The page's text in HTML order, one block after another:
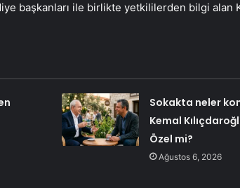
başkanları ile birlikte yetkililerden bilgi alan
Sokakta neler
Kemal
Özel mi?
Ağustos 6, 2026